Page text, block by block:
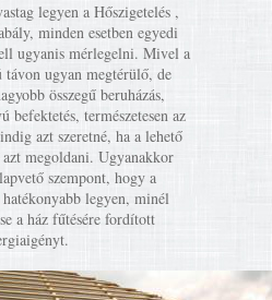
legyen a Hőszigetelés ,
minden esetben egyedi
ugyanis mérlegelni. Mivel a
távon ugyan megtérülő, de
összegű beruházás,
befektetés, természetesen az
azt szeretné, ha a lehető
megoldani. Ugyanakkor
szempont, hogy a
legyen, minél
a ház fűtésére fordított